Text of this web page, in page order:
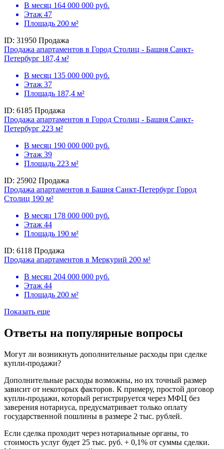
В месяц 164 000 000 руб.
Этаж 47
Площадь 200 м²
ID: 31950 Продажа
Продажа апартаментов в Город Столиц - Башня Санкт-
Петербург 187,4 м²
В месяц 135 000 000 руб.
Этаж 37
Площадь 187,4 м²
ID: 6185 Продажа
Продажа апартаментов в Город Столиц - Башня Санкт-
Петербург 223 м²
В месяц 190 000 000 руб.
Этаж 39
Площадь 223 м²
ID: 25902 Продажа
Продажа апартаментов в Башня Санкт-Петербург Город
Столиц 190 м²
В месяц 178 000 000 руб.
Этаж 44
Площадь 190 м²
ID: 6118 Продажа
Продажа апартаментов в Меркурий 200 м²
В месяц 204 000 000 руб.
Этаж 44
Площадь 200 м²
Показать еще
Ответы на популярные вопросы
Могут ли возникнуть дополнительные расходы при сделке
купли-продажи?
Дополнительные расходы возможны, но их точный размер
зависит от некоторых факторов. К примеру, простой договор
купли-продажи, который регистрируется через МФЦ без
заверения нотариуса, предусматривает только оплату
государственной пошлины в размере 2 тыс. рублей.
Если сделка проходит через нотариальные органы, то
стоимость услуг будет 25 тыс. руб. + 0,1% от суммы сделки.